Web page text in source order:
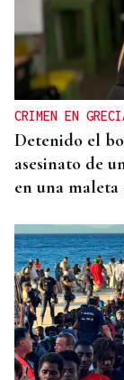
CRIMEN EN
Detenido el
asesinato de
en una maleta